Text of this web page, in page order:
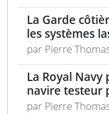
La Garde
les systèmes
menaces
par Pierre
La Royal Navy
navire testeur
polyvalents
par Pierre